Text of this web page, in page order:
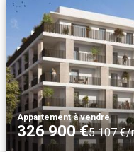
Appartement·à vendre
326 900 €5 107 €/